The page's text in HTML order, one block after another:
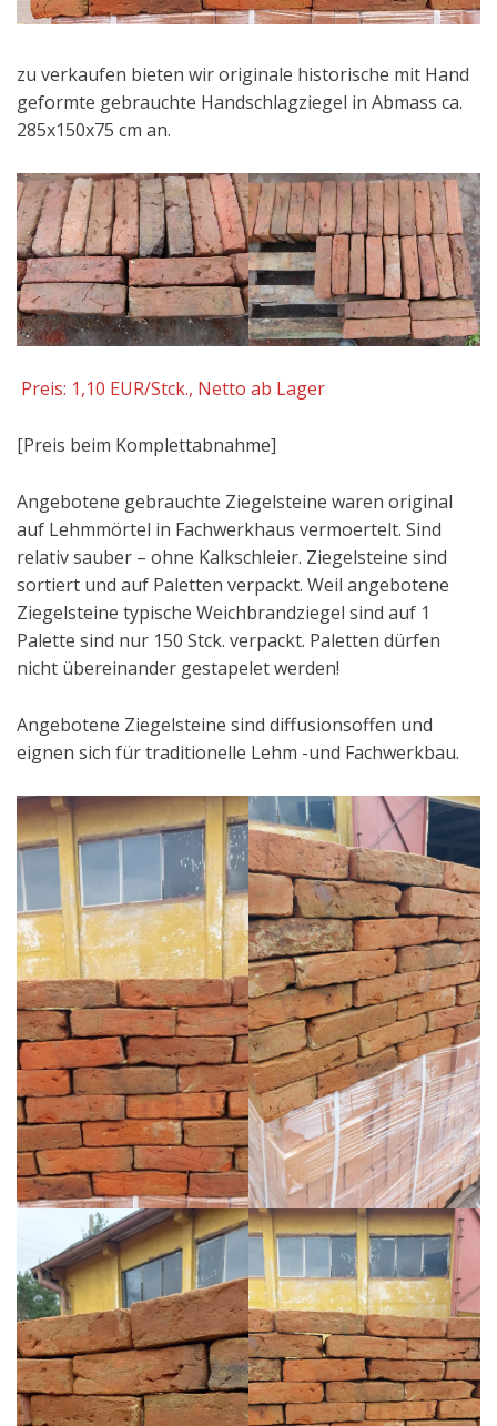
zu verkaufen bieten wir originale historische mit Hand
geformte gebrauchte Handschlagziegel in Abmass ca.
285x150x75 cm an.
Preis: 1,10 EUR/Stck., Netto ab Lager
[Preis beim Komplettabnahme]
Angebotene gebrauchte Ziegelsteine waren original
auf Lehmmörtel in Fachwerkhaus vermoertelt. Sind
relativ sauber – ohne Kalkschleier. Ziegelsteine sind
sortiert und auf Paletten verpackt. Weil angebotene
Ziegelsteine typische Weichbrandziegel sind auf 1
Palette sind nur 150 Stck. verpackt. Paletten dürfen
nicht übereinander gestapelet werden!
Angebotene Ziegelsteine sind diffusionsoffen und
eignen sich für traditionelle Lehm -und Fachwerkbau.